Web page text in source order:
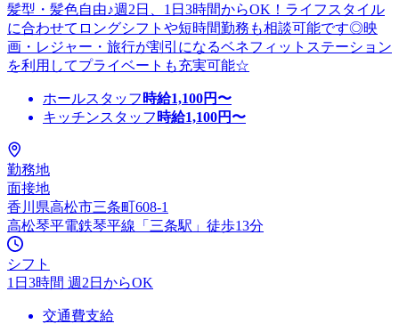
髪型・髪色自由♪週2日、1日3時間からOK！ライフスタイル
に合わせてロングシフトや短時間勤務も相談可能です◎映
画・レジャー・旅行が割引になるベネフィットステーション
を利用してプライベートも充実可能☆
ホールスタッフ 時給1,100円〜
キッチンスタッフ 時給1,100円〜
勤務地
面接地
香川県高松市三条町608-1
高松琴平電鉄琴平線「三条駅」徒歩13分
シフト
1日3時間 週2日からOK
交通費支給